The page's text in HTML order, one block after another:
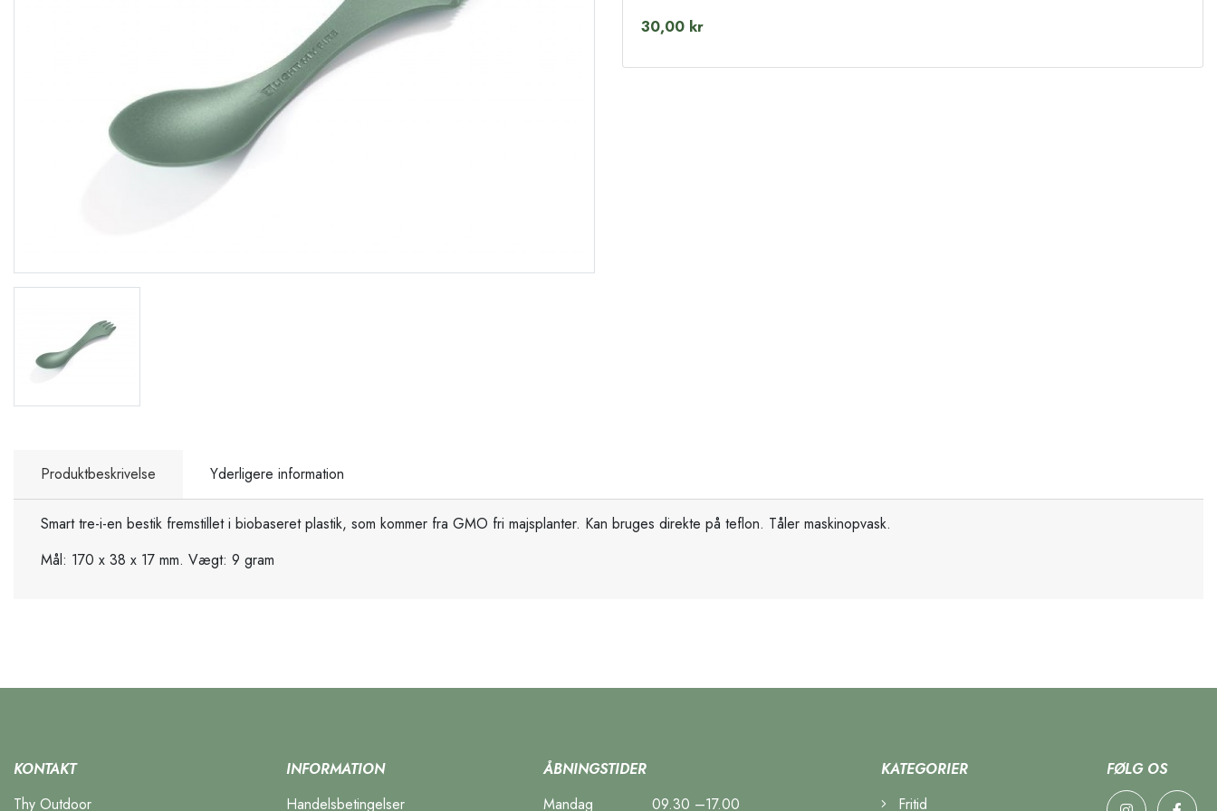
30,00 kr
Produktbeskrivelse Yderligere information
Smart tre-i-en bestik fremstillet i biobaseret plastik, som kommer fra GMO fri majsplanter. Kan bruges direkte på teflon. Tåler maskinopvask.
Mål: 170 x 38 x 17 mm. Vægt: 9 gram
KONTAKT
Thy Outdoor
INFORMATION
Handelsbetingelser
ÅBNINGSTIDER
Mandag
09.30 –17.00
KATEGORIER
Fritid
FØLG OS